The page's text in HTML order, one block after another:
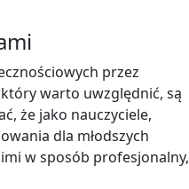
przez
warto uwzględnić, są
że jako nauczyciele,
dla młodszych
w sposób profesjonalny,